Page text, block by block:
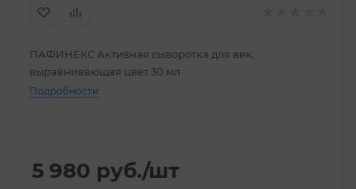
ПАФИНЕКС Активная сыворотка для век,
выравнивающая цвет 30 мл
Подробности
5 980 руб./шт